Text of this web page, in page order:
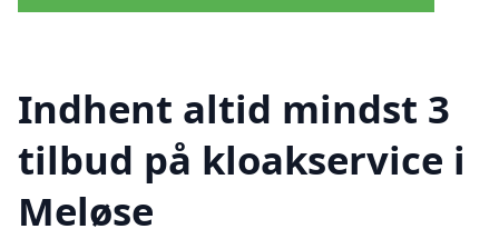
Indhent altid mindst 3
tilbud på kloakservice i
Meløse